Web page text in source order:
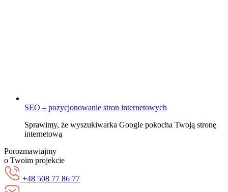
SEO – pozycjonowanie stron internetowych
Sprawimy, że wyszukiwarka Google pokocha Twoją stronę
internetową
Porozmawiajmy
o Twoim projekcie
+48 508 77 86 77